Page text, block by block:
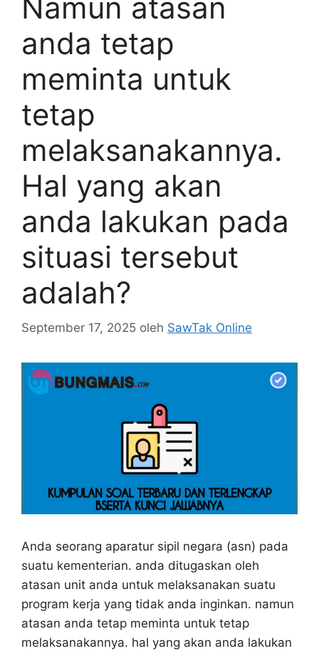
Namun atasan
anda tetap
meminta untuk
tetap
melaksanakannya.
Hal yang akan
anda lakukan pada
situasi tersebut
adalah?
September 17, 2025 oleh SawTak Online
Anda seorang aparatur sipil negara (asn) pada
suatu kementerian. anda ditugaskan oleh
atasan unit anda untuk melaksanakan suatu
program kerja yang tidak anda inginkan. namun
atasan anda tetap meminta untuk tetap
melaksanakannya. hal yang akan anda lakukan